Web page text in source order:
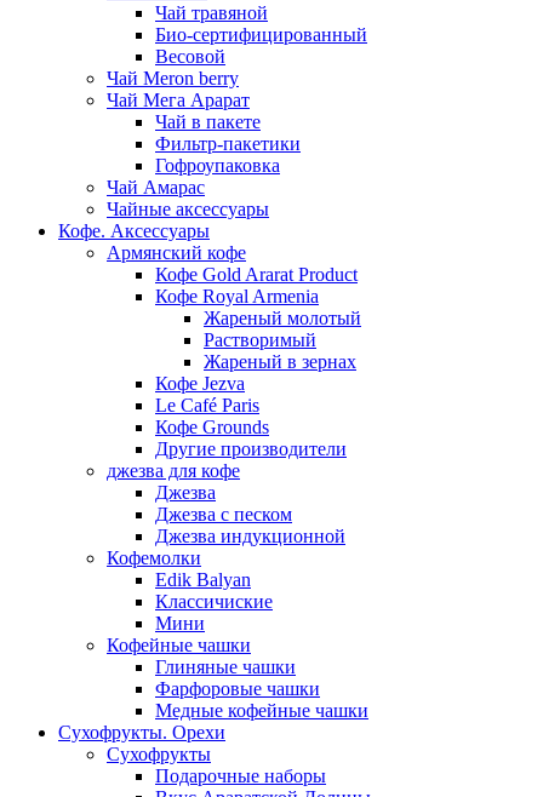
Чай травяной
Био-сертифицированный
Весовой
Чай Meron berry
Чай Мега Арарат
Чай в пакете
Фильтр-пакетики
Гофроупаковка
Чай Амарас
Чайные аксессуары
Кофе. Аксессуары
Армянский кофе
Кофе Gold Ararat Product
Кофе Royal Armenia
Жареный молотый
Растворимый
Жареный в зернах
Кофе Jezva
Le Café Paris
Кофе Grounds
Другие производители
джезва для кофе
Джезва
Джезва с песком
Джезва индукционной
Кофемолки
Edik Balyan
Классичиские
Мини
Кофейные чашки
Глиняные чашки
Фарфоровые чашки
Медные кофейные чашки
Сухофрукты. Орехи
Сухофрукты
Подарочные наборы